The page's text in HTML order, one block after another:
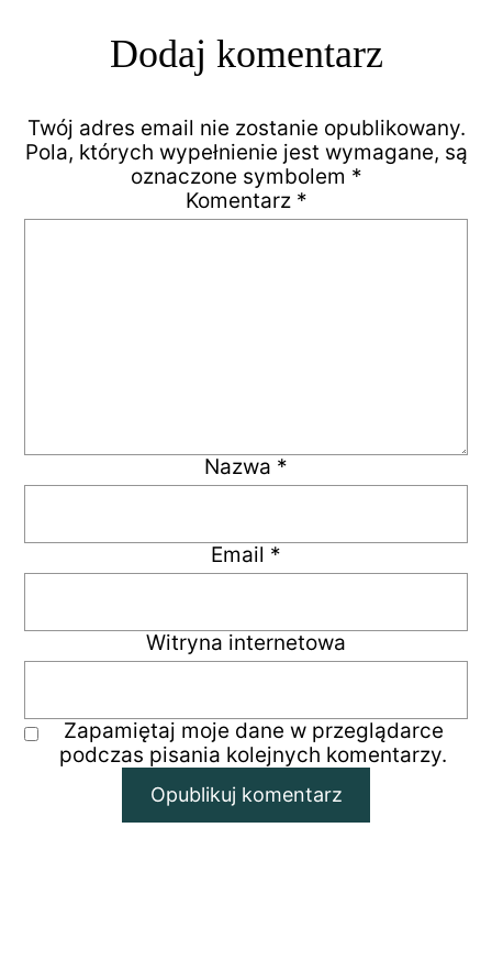
Dodaj komentarz
Twój adres email nie zostanie opublikowany.
Pola, których wypełnienie jest wymagane, są
oznaczone symbolem *
Komentarz *
Nazwa *
Email *
Witryna internetowa
Zapamiętaj moje dane w przeglądarce
podczas pisania kolejnych komentarzy.